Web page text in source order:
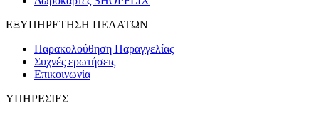
ΕΞΥΠΗΡΕΤΗΣΗ ΠΕΛΑΤΩΝ
Παρακολούθηση Παραγγελίας
Συχνές ερωτήσεις
Επικοινωνία
ΥΠΗΡΕΣΙΕΣ